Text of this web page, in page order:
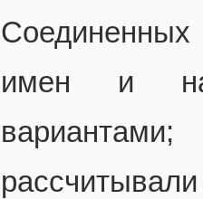
Соединенных
имен и